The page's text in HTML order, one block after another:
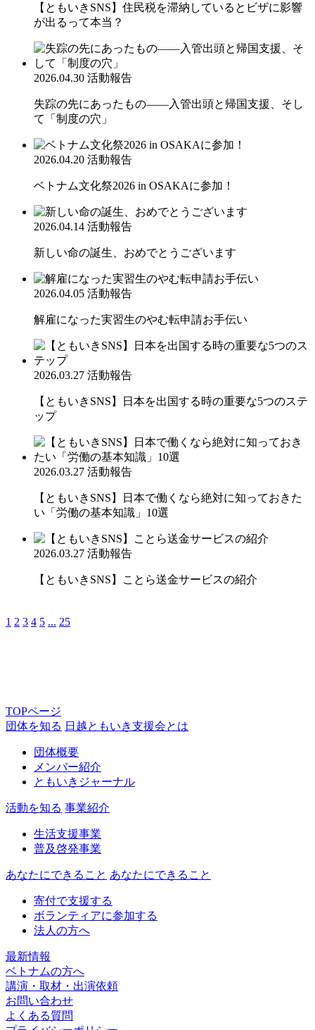
【ともいきSNS】住民税を滞納しているとビザに影響
が出るって本当？
2026.04.30 活動報告
失踪の先にあったもの――入管出頭と帰国支援、そし
て「制度の穴」
2026.04.20 活動報告
ベトナム文化祭2026 in OSAKAに参加！
2026.04.14 活動報告
新しい命の誕生、おめでとうございます
2026.04.05 活動報告
解雇になった実習生のやむ転申請お手伝い
2026.03.27 活動報告
【ともいきSNS】日本を出国する時の重要な5つのステ
ップ
2026.03.27 活動報告
【ともいきSNS】日本で働くなら絶対に知っておきた
い「労働の基本知識」10選
2026.03.27 活動報告
【ともいきSNS】ことら送金サービスの紹介
1 2 3 4 5 ... 25
TOPページ
団体を知る 日越ともいき支援会とは
団体概要
メンバー紹介
ともいきジャーナル
活動を知る 事業紹介
生活支援事業
普及啓発事業
あなたにできること あなたにできること
寄付で支援する
ボランティアに参加する
法人の方へ
最新情報
ベトナムの方へ
講演・取材・出演依頼
お問い合わせ
よくある質問